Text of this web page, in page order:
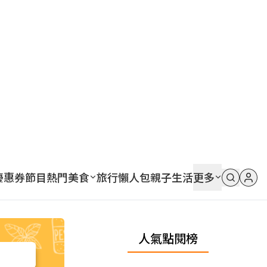
惠券節目熱門美食 旅行懶人包親子生活更多
人氣點閱榜